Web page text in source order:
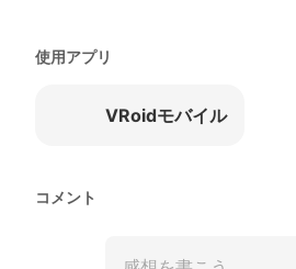
使用アプリ
VRoidモバイル
コメント